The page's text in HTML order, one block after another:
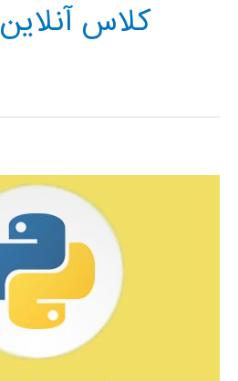
کلاس آنلاین DECISION TREE IN PYTHON